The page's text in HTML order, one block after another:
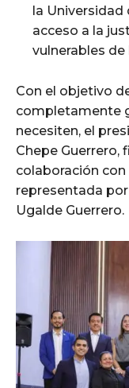
la
acceso a la
vulnerables
Con el objetivo
completamente
necesiten, el
Chepe Guerrero,
colaboración
representada
Ugalde Guerrero.